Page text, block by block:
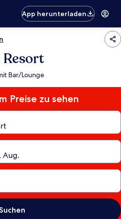
App herunterladen
Bar/Lounge
Preise zu sehen